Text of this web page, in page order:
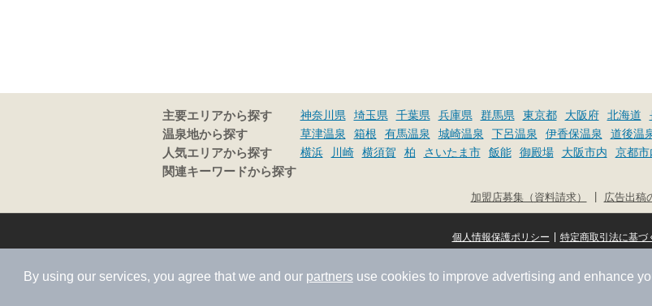
By using our services, you agree that we and our partnersuse cookies to improve advertising and enhance
主要エリアから探す 神奈川県 埼玉県 千葉県 兵庫県 群馬県 東京都 大阪府 北海道
温泉地から探す
草津温泉 箱根 有馬温泉 城崎温泉 下呂温泉 伊香保温泉 道後温
人気エリアから探す
横浜 川崎 横須賀 柏 さいたま市 飯能 御殿場 大阪市内 京都市
関連キーワードから探す
広告出稿
加盟店募集（資料請求）
特定商取引法に基づ
|
個人情報保護ポリシー